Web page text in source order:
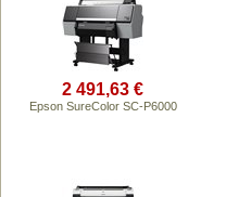
2 491,63 €
Epson SureColor SC-P6000